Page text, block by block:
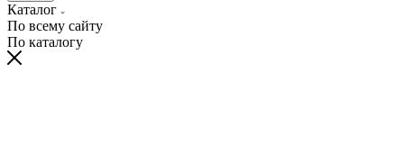
Каталог
По всему сайту
По каталогу